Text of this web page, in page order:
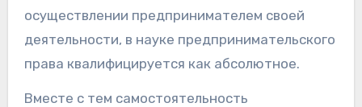
осуществлении предпринимателем своей
деятельности, в науке предпринимательского
права квалифицируется как абсолютное.
Вместе с тем самостоятельность